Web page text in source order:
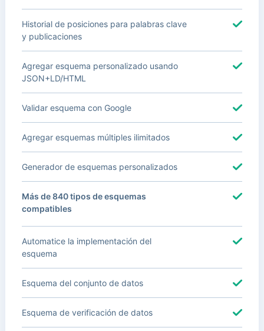
Historial de posiciones para palabras clave
y publicaciones
Agregar esquema personalizado usando
JSON+LD/HTML
Validar esquema con Google
Agregar esquemas múltiples ilimitados
Generador de esquemas personalizados
Más de 840 tipos de esquemas
compatibles
Automatice la implementación del
esquema
Esquema del conjunto de datos
Esquema de verificación de datos